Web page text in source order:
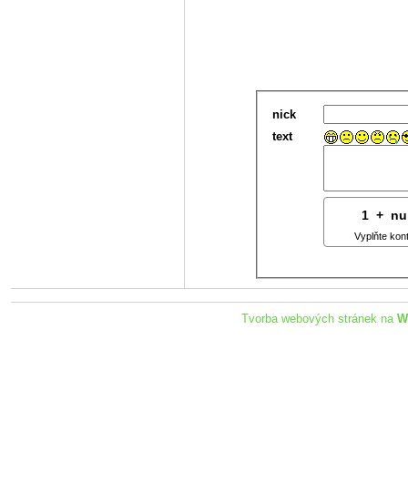
nick
text
1 +
Vyplňte
Tvorba webových stránek na